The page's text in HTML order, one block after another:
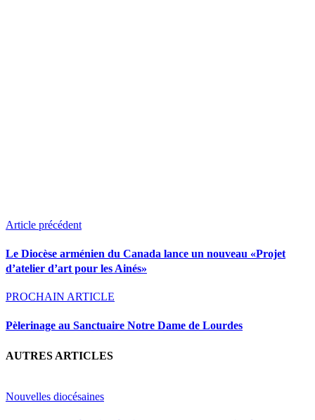
Article précédent
Le Diocèse arménien du Canada lance un nouveau «Projet
d’atelier d’art pour les Ainés»
PROCHAIN ARTICLE
Pèlerinage au Sanctuaire Notre Dame de Lourdes
AUTRES ARTICLES
Nouvelles diocésaines